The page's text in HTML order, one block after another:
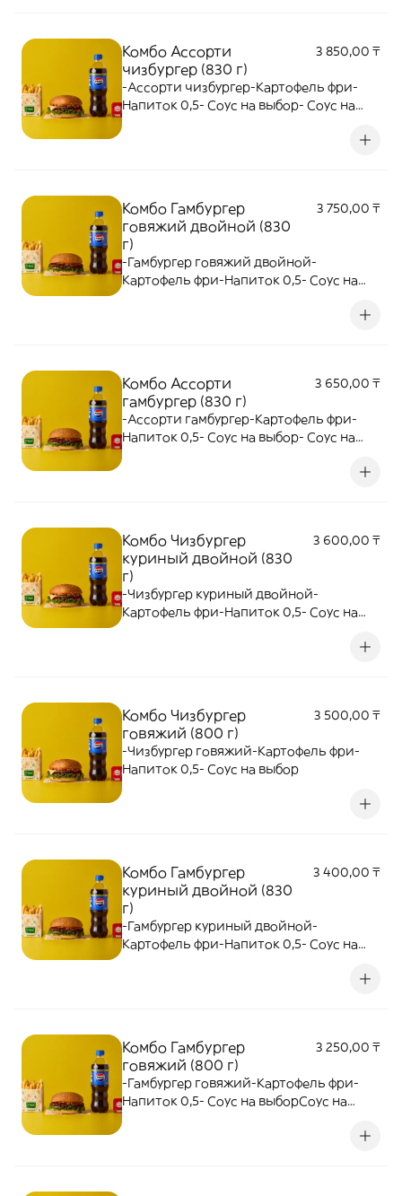
Комбо Ассорти
чизбургер (830 г)
3 850,00 ₸
-Ассорти чизбургер-Картофель фри-
Напиток 0,5- Соус на выбор- Соус на
Комбо Гамбургер
говяжий двойной (830
г)
3 750,00 ₸
-Гамбургер говяжий двойной-
Картофель фри-Напиток 0,5- Соус на
Комбо Ассорти
гамбургер (830 г)
3 650,00 ₸
-Ассорти гамбургер-Картофель фри-
Напиток 0,5- Соус на выбор- Соус на
Комбо Чизбургер
куриный двойной (830
г)
3 600,00 ₸
-Чизбургер куриный двойной-
Картофель фри-Напиток 0,5- Соус на
Комбо Чизбургер
говяжий (800 г)
3 500,00 ₸
-Чизбургер говяжий-Картофель фри-
Напиток 0,5- Соус на выбор
Комбо Гамбургер
куриный двойной (830
г)
3 400,00 ₸
-Гамбургер куриный двойной-
Картофель фри-Напиток 0,5- Соус на
Комбо Гамбургер
говяжий (800 г)
3 250,00 ₸
-Гамбургер говяжий-Картофель фри-
Напиток 0,5- Соус на выборСоус на